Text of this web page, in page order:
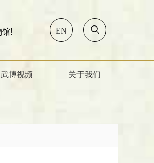
EN
武博视频 关于我们